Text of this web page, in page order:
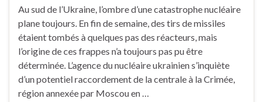
Au sud de l’Ukraine, l’ombre d’une catastrophe nucléaire
plane toujours. En fin de semaine, des tirs de missiles
étaient tombés à quelques pas des réacteurs, mais
l’origine de ces frappes n’a toujours pas pu être
déterminée. L’agence du nucléaire ukrainien s’inquiète
d’un potentiel raccordement de la centrale à la Crimée,
région annexée par Moscou en …